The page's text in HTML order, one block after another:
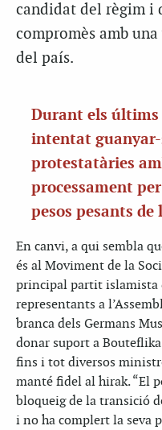
candidat del règim i
compromès amb
del país.
Durant els últims
intentat guanyar-
protestatàries
processament
pesos pesants de
En canvi, a qui sembla
és al Moviment de la
principal partit islamista
representants a
branca dels Germans
donar suport a
fins i tot diversos
manté fidel al hirak. “El
bloqueig de la transició
i no ha complert la seva